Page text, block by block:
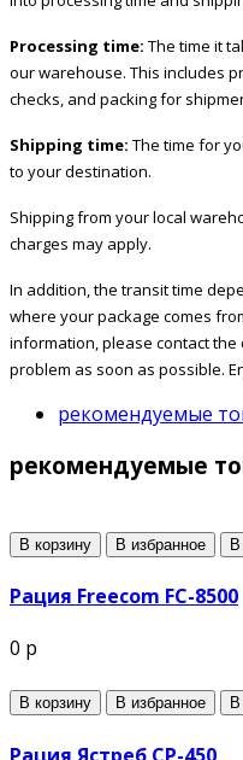
Processing time: The time it
our warehouse. This includes
checks, and packing for
Shipping time: The time for
to your destination.
Shipping from your local
charges may apply.
In addition, the transit time
where your package comes
information, please contact the
problem as soon as possible.
рекомендуемые
рекомендуемые
В корзину В избранное
Рация Freecom FC-8500
0 р
В корзину В избранное
Рация Ястреб СР-450